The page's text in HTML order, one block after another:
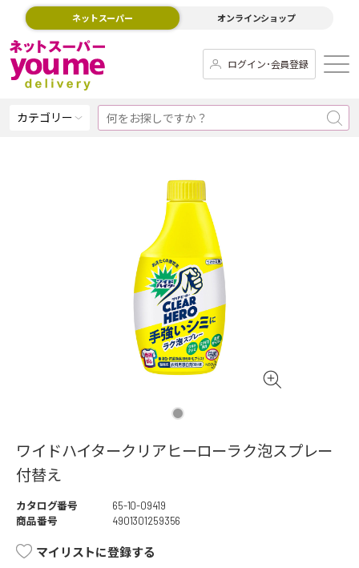
ネットスーパー オンラインショップ
ログイン･会員登録
カテゴリー
ワイドハイタークリアヒーローラク泡スプレー
付替え
カタログ番号
65-10-09419
商品番号
4901301259356
マイリストに登録する